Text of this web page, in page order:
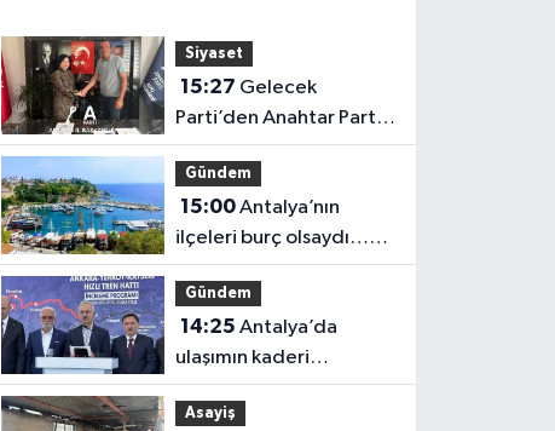
Siyaset
15:27
Parti’den Anahtar Parti
Antalya’ya geçiş
Gündem
15:00Antalya’nın
ilçeleri burç olsaydı…
İşte ortaya çıkan sonuç
Gündem
14:25
ulaşımın kaderi
değişiyor! Dev proje
açıklandı
Asayiş